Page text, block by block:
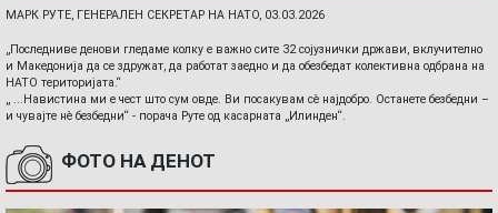
МАРК РУТЕ, ГЕНЕРАЛЕН СЕКРЕТАР НА НАТО, 03.03.2026
„Последниве денови гледаме колку е важно сите 32 сојузнички држави, вклучително
и Македонија да се здружат, да работат заедно и да обезбедат колективна одбрана на
НАТО територијата.“
„ ...Навистина ми е чест што сум овде. Ви посакувам сè најдобро. Останете безбедни –
и чувајте нè безбедни“ - порача Руте од касарната „Илинден“.
ФОТО НА ДЕНОТ